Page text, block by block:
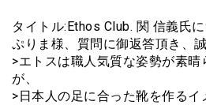
タイトル:Ethos Club. 関 信義氏
ぷりま様、質問に御返答頂き、
>エトスは職人気質な姿勢が素
が、
>日本人の足に合った靴を作るイ